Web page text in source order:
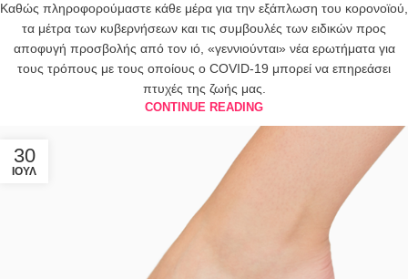
Καθώς πληροφορούμαστε κάθε μέρα για την εξάπλωση του κορονοϊού,
τα μέτρα των κυβερνήσεων και τις συμβουλές των ειδικών προς
αποφυγή προσβολής από τον ιό, «γεννιούνται» νέα ερωτήματα για
τους τρόπους με τους οποίους ο COVID-19 μπορεί να επηρεάσει
πτυχές της ζωής μας.
CONTINUE READING
30
ΙΟΎΛ